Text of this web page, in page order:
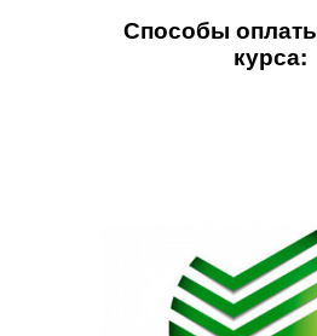
Способы
курса: